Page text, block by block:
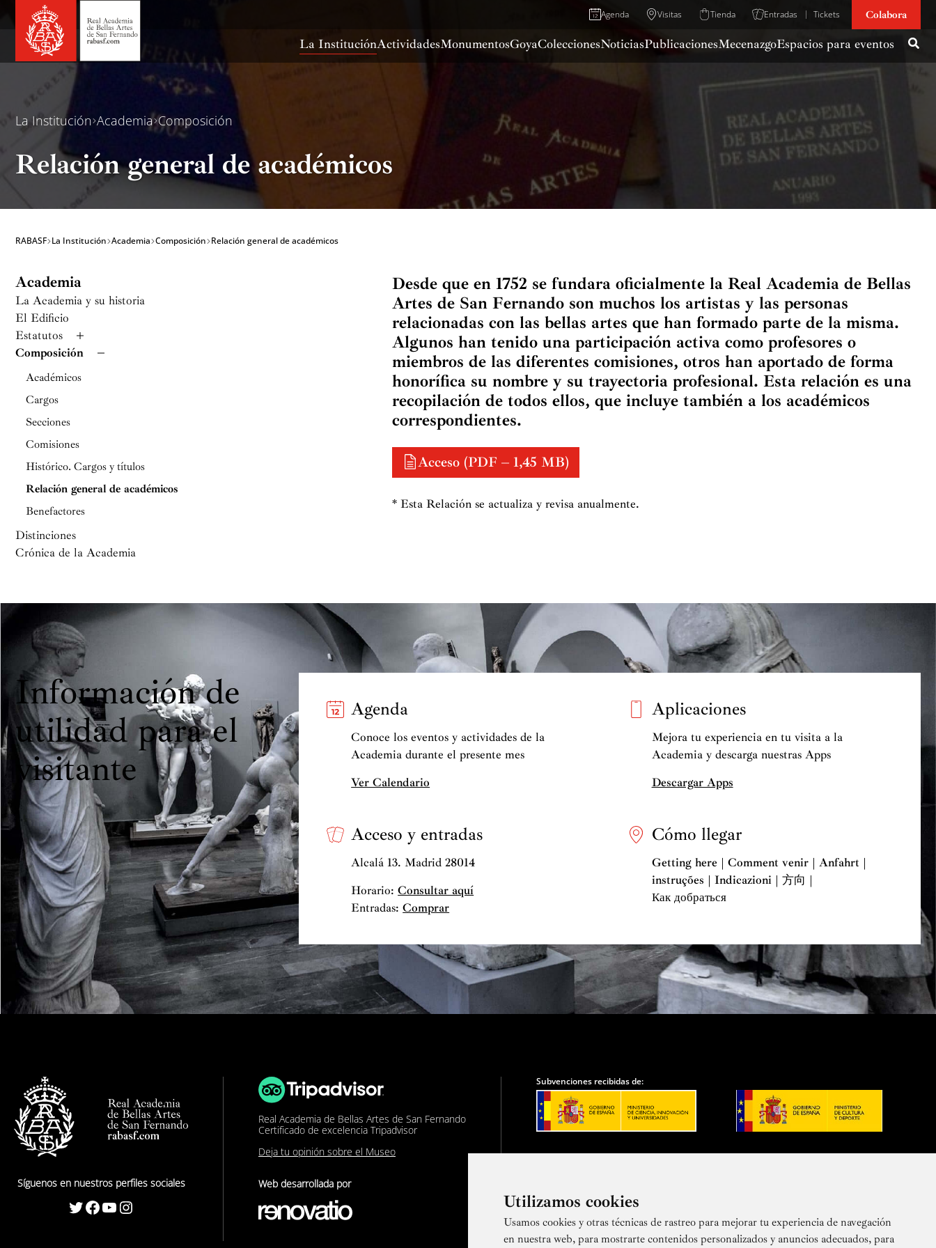
Utilizamos cookies
Usamos cookies y otras técnicas de rastreo para mejorar tu experiencia de navegación
en nuestra web, para mostrarte contenidos personalizados y anuncios adecuados, para
contenido
Agenda Visitas Tienda Entradas Tickets Colabora
La InstituciónActividadesMonumentosGoyaColeccionesNoticiasPublicacionesMecenazgoEspacios para eventos
La Institución Academia Composición
Relación general de académicos
RABASF La Institución Academia Composición Relación general de académicos
Academia
La Academia y su historia
El Edificio
Estatutos
Composición
Académicos
Cargos
Secciones
Comisiones
Histórico. Cargos y títulos
Relación general de académicos
Benefactores
Distinciones
Crónica de la Academia
Desde que en 1752 se fundara oficialmente la Real Academia de Bellas
Artes de San Fernando son muchos los artistas y las personas
relacionadas con las bellas artes que han formado parte de la misma.
Algunos han tenido una participación activa como profesores o
miembros de las diferentes comisiones, otros han aportado de forma
honorífica su nombre y su trayectoria profesional. Esta relación es una
recopilación de todos ellos, que incluye también a los académicos
correspondientes.
Acceso (PDF – 1,45 MB)
* Esta Relación se actualiza y revisa anualmente.
Información de
utilidad para el
visitante
Agenda
Conoce los eventos y actividades de la
Academia durante el presente mes
Ver Calendario
Aplicaciones
Mejora tu experiencia en tu visita a la
Academia y descarga nuestras Apps
Descargar Apps
Acceso y entradas
Alcalá 13. Madrid 28014
Horario:Consultar aquí
Entradas:Comprar
Cómo llegar
Getting here | Comment venir | Anfahrt |
instruções | Indicazioni | 方向 |
Как добраться
Síguenos en nuestros perfiles sociales
Twitter Facebook YouTube Instagram
Real Academia de Bellas Artes de San Fernando
Certificado de excelencia Tripadvisor
Deja tu opinión sobre el Museo
Web desarrollada por
Subvenciones recibidas de:
Suscríbete a nuestra newsletter